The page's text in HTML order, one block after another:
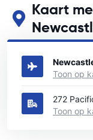
Kaart
Zie onze
Toon op
272
Toon op